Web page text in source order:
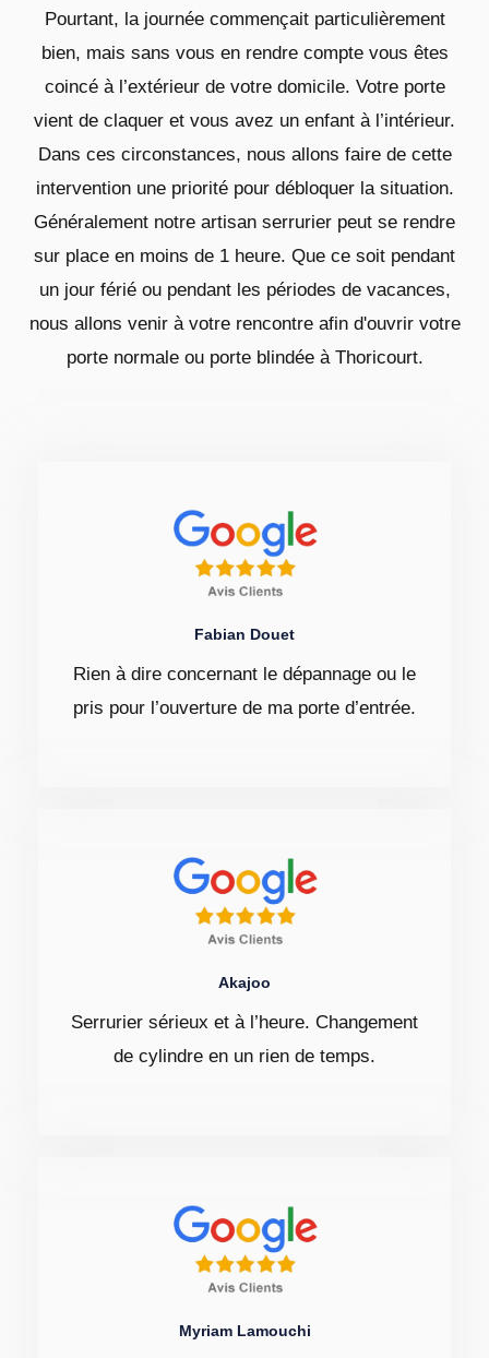
Pourtant, la journée commençait particulièrement
bien, mais sans vous en rendre compte vous êtes
coincé à l’extérieur de votre domicile. Votre porte
vient de claquer et vous avez un enfant à l’intérieur.
Dans ces circonstances, nous allons faire de cette
intervention une priorité pour débloquer la situation.
Généralement notre artisan serrurier peut se rendre
sur place en moins de 1 heure. Que ce soit pendant
un jour férié ou pendant les périodes de vacances,
nous allons venir à votre rencontre afin d'ouvrir votre
porte normale ou porte blindée à Thoricourt.
Fabian Douet
Rien à dire concernant le dépannage ou le
pris pour l’ouverture de ma porte d’entrée.
Akajoo
Serrurier sérieux et à l’heure. Changement
de cylindre en un rien de temps.
Myriam Lamouchi